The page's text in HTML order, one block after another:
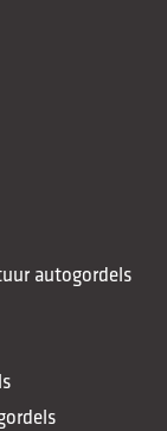
autogordels